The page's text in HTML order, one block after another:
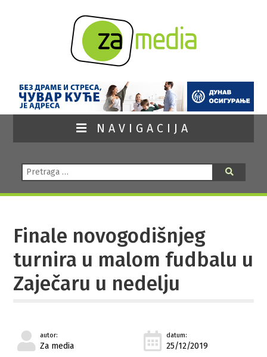
NAVIGACIJA
Pretraga:
Finale novogodišnjeg
turnira u malom fudbalu u
Zaječaru u nedelju
autor:
Za media
datum:
25/12/2019